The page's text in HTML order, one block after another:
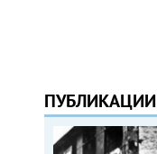
ПУБЛИКАЦИИ